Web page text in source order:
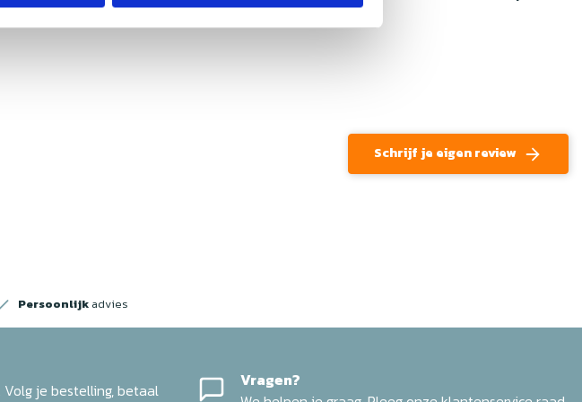
Schrijf je eigen review
Persoonlijk advies
je bestelling, betaal
Vragen?